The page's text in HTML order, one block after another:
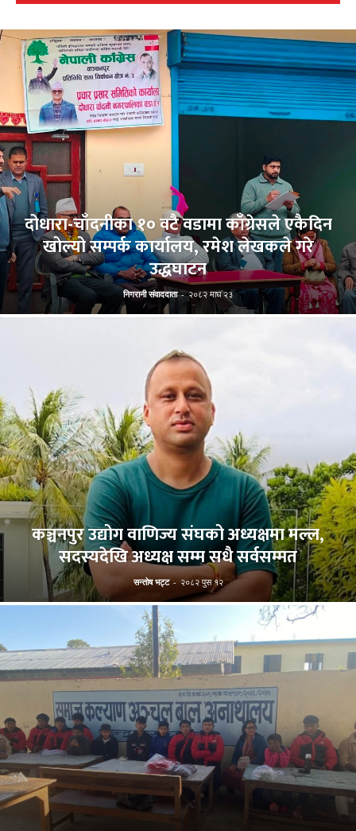
दोधारा-चाँदनीका १० वटै वडामा काँग्रेसले एकैदिन
खोल्यो सम्पर्क कार्यालय, रमेश लेखकले गरे
उद्धघाटन
निगरानी संवाददाता - २०८२ माघ २३
कञ्चनपुर उद्योग वाणिज्य संघको अध्यक्षमा मल्ल,
सदस्यदेखि अध्यक्ष सम्म सधै सर्वसम्मत
सन्तोष भट्ट - २०८२ पुस १२